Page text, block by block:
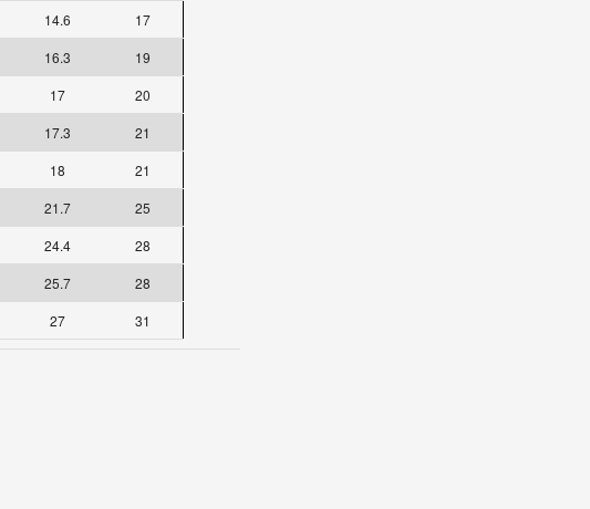
14.6
17
16.3
19
17
20
17.3
21
18
21
21.7
25
24.4
28
25.7
28
27 31